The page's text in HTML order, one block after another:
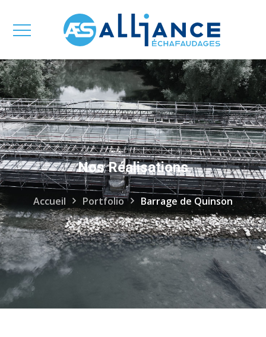
Nos Réalisations
Accueil Portfolio Barrage de Quinson